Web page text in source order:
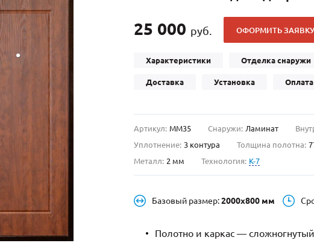
Для дачи(203)
Для бани
Для электрощитовой
С кнокером (94)
С импостами(73)
С карнизом (207)
С витражами(11)
25 000 руб. ОФОРМИТЬ ЗАЯВКУ
Характеристики Отделка снаружи
Доставка Установка Оплата
Артикул: ММ35 Снаружи: Ламинат
Уплотнение: 3 контура Толщина полотна:
Металл: 2 мм Технология: K-7
Базовый размер:2000х800 мм
Полотно и каркас —